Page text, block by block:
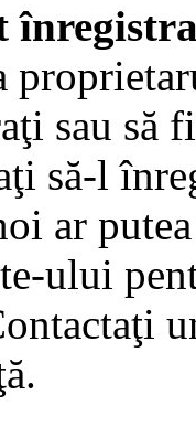
sau să
să-l
ar
ului